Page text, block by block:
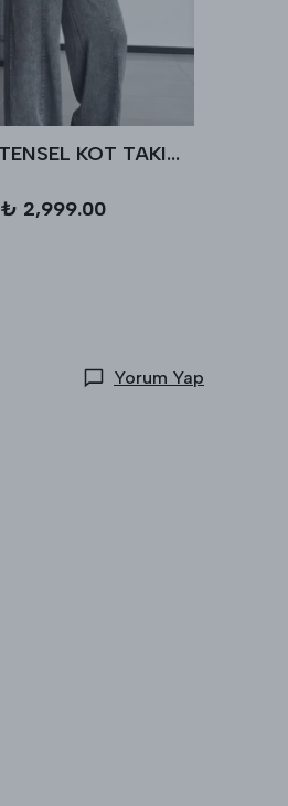
AHUZAR TENSEL KOT TAKIM - Antrasit
₺ 2,999.00
Yorum Yap